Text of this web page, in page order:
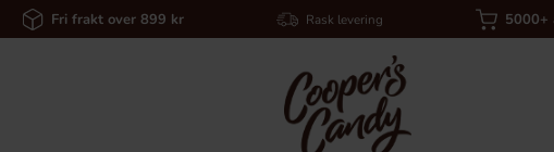
Fri frakt over 899 kr Rask levering 5000+